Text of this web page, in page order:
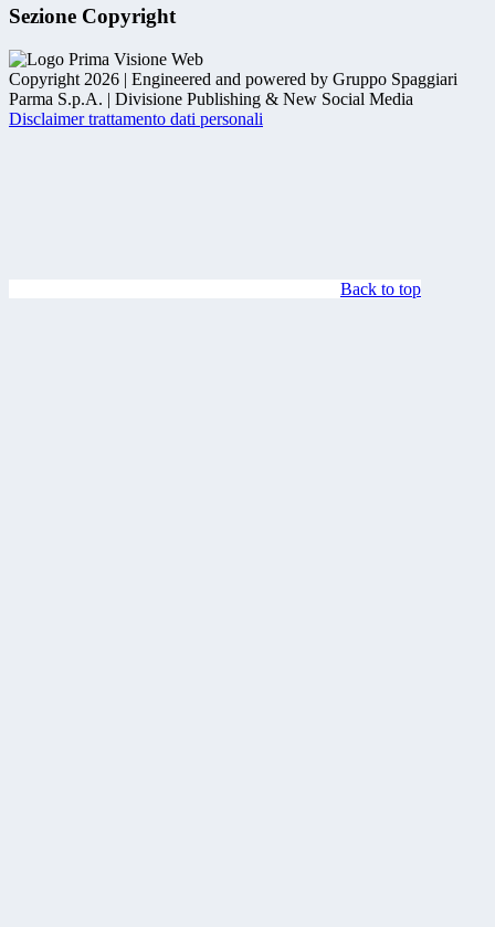
Sezione Copyright
Copyright 2026 | Engineered and powered by Gruppo Spaggiari
Parma S.p.A. | Divisione Publishing & New Social Media
Disclaimer trattamento dati personali
Back to top